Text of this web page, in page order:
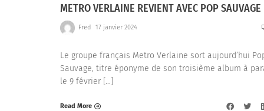
METRO VERLAINE REVIENT AVEC POP SAUVAGE
Fred 17 janvier 2024
Le groupe français Metro Verlaine sort aujourd’hui
Sauvage, titre éponyme de son troisième album à
le 9 février […]
Read More